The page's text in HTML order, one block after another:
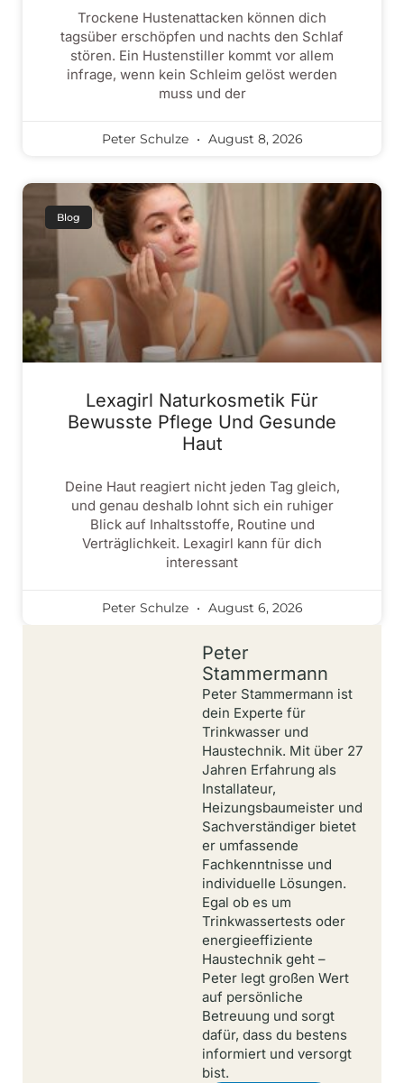
Trockene Hustenattacken können dich
tagsüber erschöpfen und nachts den Schlaf
stören. Ein Hustenstiller kommt vor allem
infrage, wenn kein Schleim gelöst werden
muss und der
Peter Schulze August 8, 2026
Blog
Lexagirl Naturkosmetik Für
Bewusste Pflege Und Gesunde
Haut
Deine Haut reagiert nicht jeden Tag gleich,
und genau deshalb lohnt sich ein ruhiger
Blick auf Inhaltsstoffe, Routine und
Verträglichkeit. Lexagirl kann für dich
interessant
Peter Schulze August 6, 2026
Peter
Stammermann
Peter Stammermann ist
dein Experte für
Trinkwasser und
Haustechnik. Mit über 27
Jahren Erfahrung als
Installateur,
Heizungsbaumeister und
Sachverständiger bietet
er umfassende
Fachkenntnisse und
individuelle Lösungen.
Egal ob es um
Trinkwassertests oder
energieeffiziente
Haustechnik geht –
Peter legt großen Wert
auf persönliche
Betreuung und sorgt
dafür, dass du bestens
informiert und versorgt
bist.